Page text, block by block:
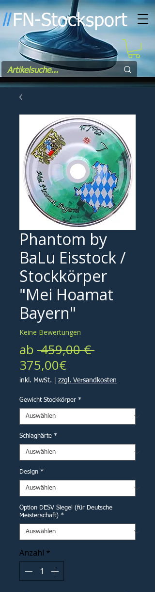
ll FN-Stocksport
Phantom by
BaLu Eisstock /
Stockkörper
"Mei Hoamat
Bayern"
Keine Bewertungen
ab 459,00 €
375,00€Sale-
Preis
inkl. MwSt. zzgl. Versandkosten
Gewicht Stockkörper *
Schlaghärte *
Design *
Option DESV Siegel (für Deutsche
Meisterschaft) *
Anzahl *